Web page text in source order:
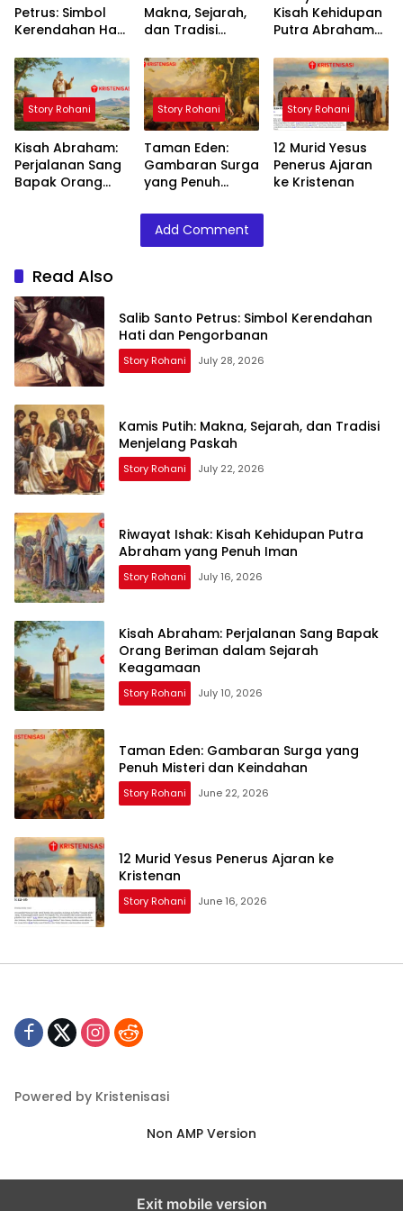
Petrus: Simbol
Kerendahan Hati
Pengorbanan
Makna, Sejarah,
dan Tradisi
Paskah
Kisah Kehidupan
Putra Abraham
Story Rohani
Kisah Abraham:
Perjalanan Sang
Bapak Orang
Story Rohani
Taman Eden:
Gambaran Surga
yang Penuh
Keindahan
Story Rohani
12 Murid Yesus
Penerus Ajaran
ke Kristenan
Add Comment
Read Also
Salib Santo Petrus: Simbol Kerendahan
Hati dan Pengorbanan
Story Rohani July 28, 2026
Kamis Putih: Makna, Sejarah, dan Tradisi
Menjelang Paskah
Story Rohani July 22, 2026
Riwayat Ishak: Kisah Kehidupan Putra
Abraham yang Penuh Iman
Story Rohani July 16, 2026
Kisah Abraham: Perjalanan Sang Bapak
Orang Beriman dalam Sejarah
Keagamaan
Story Rohani July 10, 2026
Taman Eden: Gambaran Surga yang
Penuh Misteri dan Keindahan
Story Rohani June 22, 2026
12 Murid Yesus Penerus Ajaran ke
Kristenan
Story Rohani June 16, 2026
Powered by Kristenisasi
Non AMP Version
Exit mobile version